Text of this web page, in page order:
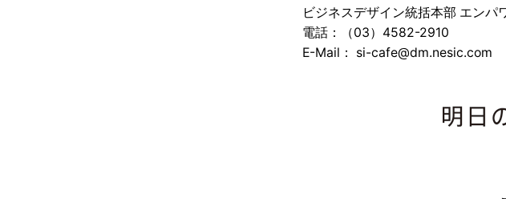
ビジネスデザイン統括本部 エンパ
電話：（03）4582-2910
E-Mail： si-cafe@dm.nesic.com